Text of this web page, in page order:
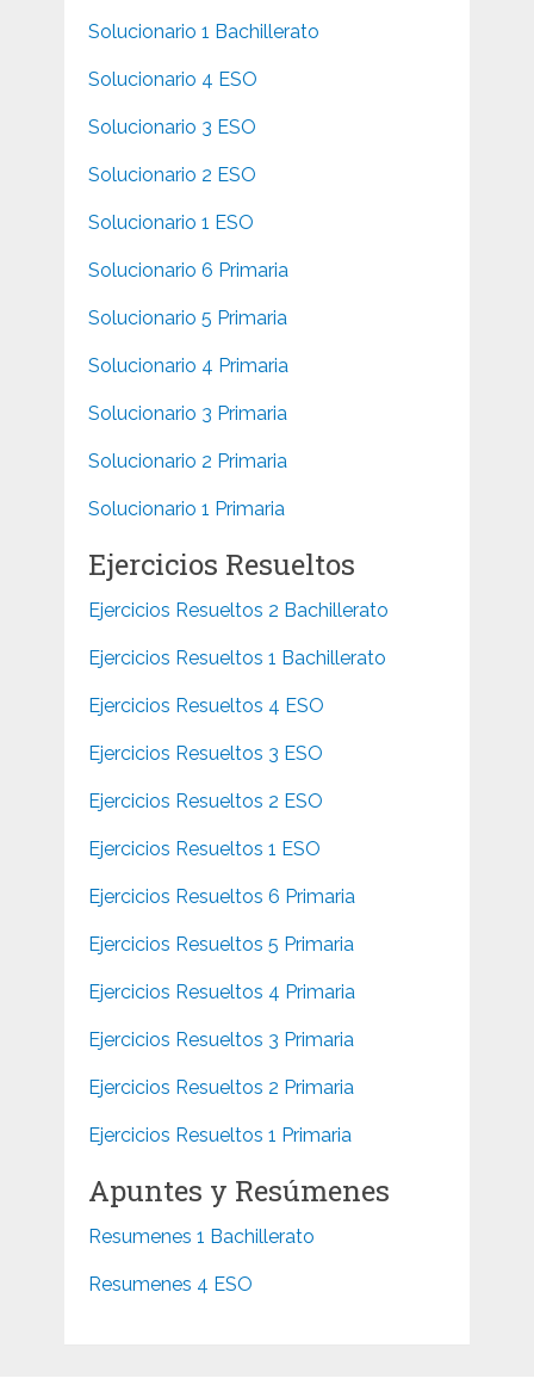
Solucionario 1 Bachillerato
Solucionario 4 ESO
Solucionario 3 ESO
Solucionario 2 ESO
Solucionario 1 ESO
Solucionario 6 Primaria
Solucionario 5 Primaria
Solucionario 4 Primaria
Solucionario 3 Primaria
Solucionario 2 Primaria
Solucionario 1 Primaria
Ejercicios Resueltos
Ejercicios Resueltos 2 Bachillerato
Ejercicios Resueltos 1 Bachillerato
Ejercicios Resueltos 4 ESO
Ejercicios Resueltos 3 ESO
Ejercicios Resueltos 2 ESO
Ejercicios Resueltos 1 ESO
Ejercicios Resueltos 6 Primaria
Ejercicios Resueltos 5 Primaria
Ejercicios Resueltos 4 Primaria
Ejercicios Resueltos 3 Primaria
Ejercicios Resueltos 2 Primaria
Ejercicios Resueltos 1 Primaria
Apuntes y Resúmenes
Resumenes 1 Bachillerato
Resumenes 4 ESO